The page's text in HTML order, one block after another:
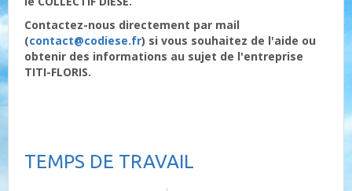
Contactez-nous directement par mail
(contact@codiese.fr) si vous souhaitez de l'aide ou
obtenir des informations au sujet de l'entreprise
TITI-FLORIS.
TEMPS DE TRAVAIL